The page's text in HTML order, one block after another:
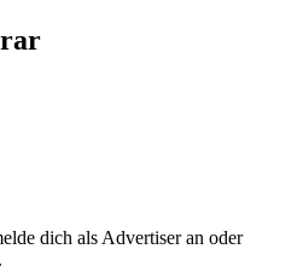
dich als Advertiser an oder